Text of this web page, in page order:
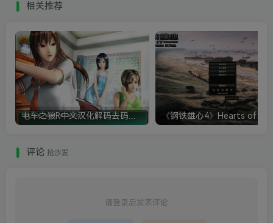
相关推荐
电车之狼R中文汉化解码去码硬盘完整破解版+MOD特典+全CG存档+攻略|修复卡顿
评论 抢沙发
请登录后发表评论